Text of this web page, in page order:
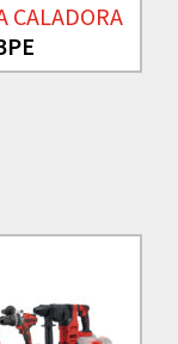
CALADORA